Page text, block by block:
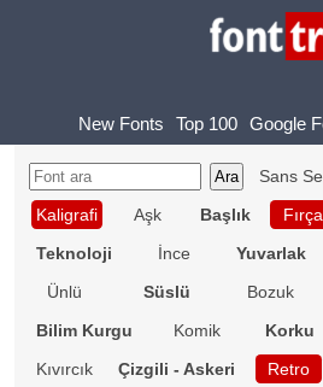
New Fonts Top 100 Google
Sans
Kaligrafi
Aşk Başlık Fırça
Teknoloji
İnce Yuvarlak
Ünlü
Süslü Bozuk
Bilim Kurgu
Komik Korku
Kıvırcık
Çizgili - Askeri Retro